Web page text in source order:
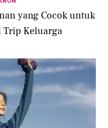
yang Cocok untuk
Trip Keluarga